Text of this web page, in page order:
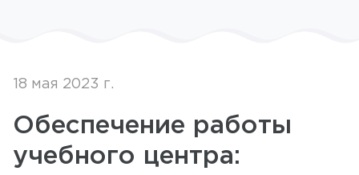
18 мая 2023 г.
Обеспечение работы
учебного центра: